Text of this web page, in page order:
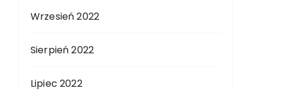
Wrzesień 2022
Sierpień 2022
Lipiec 2022